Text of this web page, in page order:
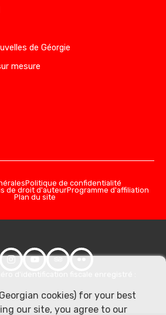
de Géorgie
mesure
Politique de confidentialité
de droit d'auteurProgramme d'affiliation
Plan du site
cookies) for your best
our site, you agree to our